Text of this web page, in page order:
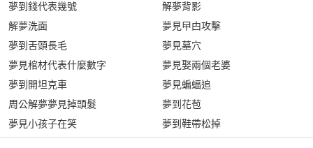
夢到錢代表幾號
解夢洗面
夢到舌頭長毛
夢見棺材代表什麼數字
夢到開坦克車
周公解夢夢見掉頭髮
夢見小孩子在笑
解夢背影
夢見曱甴攻擊
夢見墓穴
夢見娶兩個老婆
夢見蝙蝠追
夢到花苞
夢到鞋帶松掉